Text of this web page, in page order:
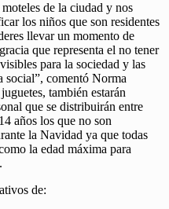
de la ciudad y nos
los niños que son residentes
llevar un momento de
que representa el no tener
para la sociedad y las
social”, comentó Norma
también estarán
que se distribuirán entre
años los que no son
la Navidad ya que todas
la edad máxima para
de: